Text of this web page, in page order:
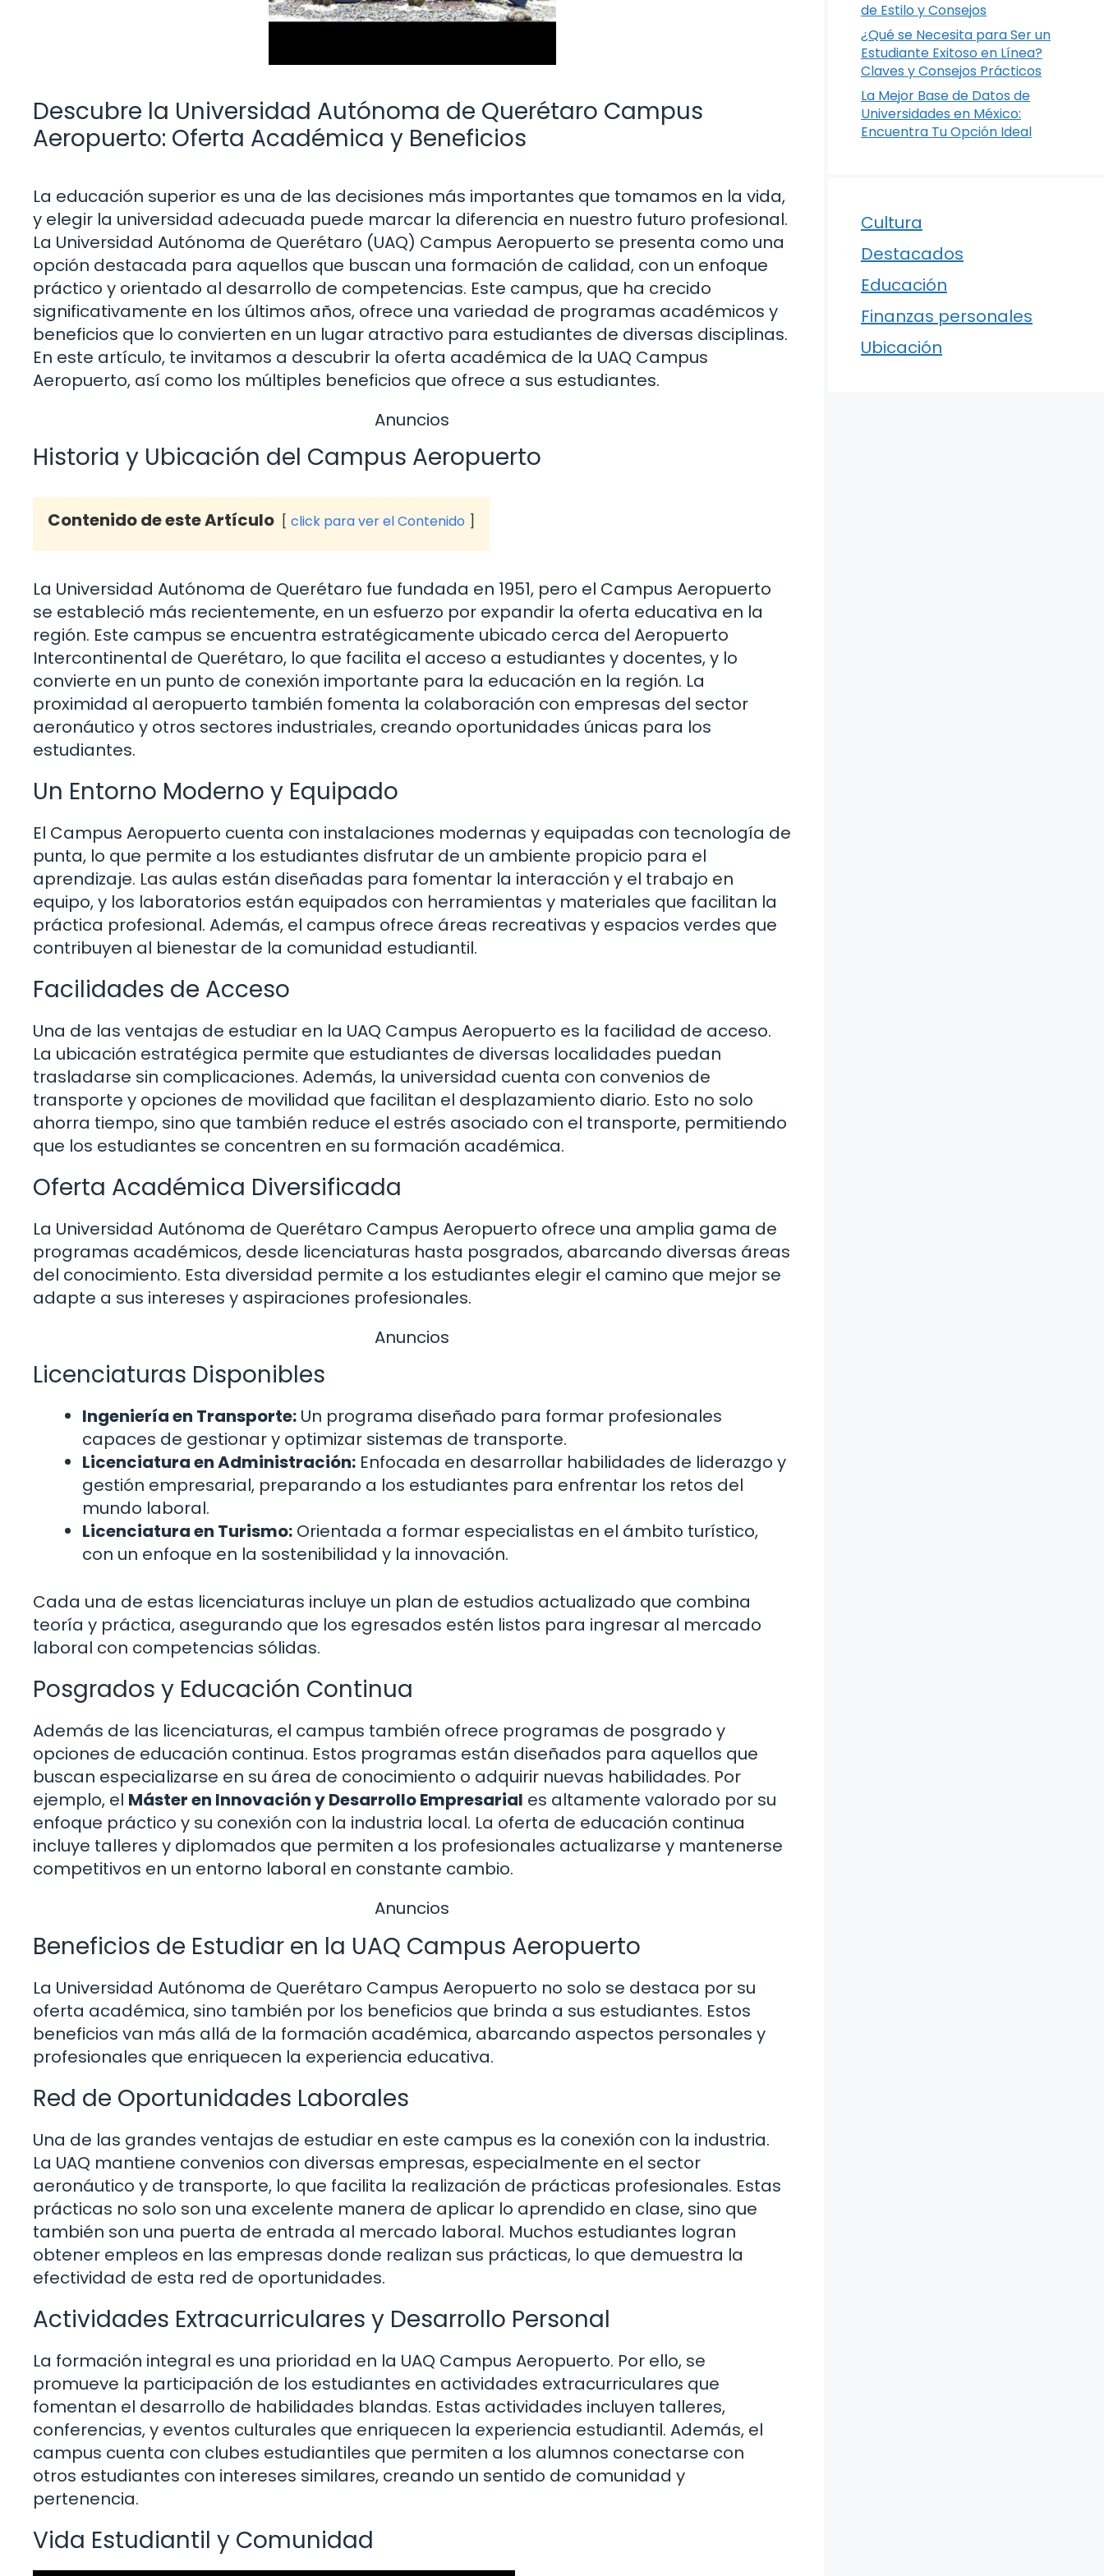
Descubre la Universidad Autónoma de Querétaro Campus
Aeropuerto: Oferta Académica y Beneficios
La educación superior es una de las decisiones más importantes que tomamos en la vida,
y elegir la universidad adecuada puede marcar la diferencia en nuestro futuro profesional.
La Universidad Autónoma de Querétaro (UAQ) Campus Aeropuerto se presenta como una
opción destacada para aquellos que buscan una formación de calidad, con un enfoque
práctico y orientado al desarrollo de competencias. Este campus, que ha crecido
significativamente en los últimos años, ofrece una variedad de programas académicos y
beneficios que lo convierten en un lugar atractivo para estudiantes de diversas disciplinas.
En este artículo, te invitamos a descubrir la oferta académica de la UAQ Campus
Aeropuerto, así como los múltiples beneficios que ofrece a sus estudiantes.
Anuncios
Historia y Ubicación del Campus Aeropuerto
Contenido de este Artículo click para ver el Contenido
La Universidad Autónoma de Querétaro fue fundada en 1951, pero el Campus Aeropuerto
se estableció más recientemente, en un esfuerzo por expandir la oferta educativa en la
región. Este campus se encuentra estratégicamente ubicado cerca del Aeropuerto
Intercontinental de Querétaro, lo que facilita el acceso a estudiantes y docentes, y lo
convierte en un punto de conexión importante para la educación en la región. La
proximidad al aeropuerto también fomenta la colaboración con empresas del sector
aeronáutico y otros sectores industriales, creando oportunidades únicas para los
estudiantes.
Un Entorno Moderno y Equipado
El Campus Aeropuerto cuenta con instalaciones modernas y equipadas con tecnología de
punta, lo que permite a los estudiantes disfrutar de un ambiente propicio para el
aprendizaje. Las aulas están diseñadas para fomentar la interacción y el trabajo en
equipo, y los laboratorios están equipados con herramientas y materiales que facilitan la
práctica profesional. Además, el campus ofrece áreas recreativas y espacios verdes que
contribuyen al bienestar de la comunidad estudiantil.
Facilidades de Acceso
Una de las ventajas de estudiar en la UAQ Campus Aeropuerto es la facilidad de acceso.
La ubicación estratégica permite que estudiantes de diversas localidades puedan
trasladarse sin complicaciones. Además, la universidad cuenta con convenios de
transporte y opciones de movilidad que facilitan el desplazamiento diario. Esto no solo
ahorra tiempo, sino que también reduce el estrés asociado con el transporte, permitiendo
que los estudiantes se concentren en su formación académica.
Oferta Académica Diversificada
La Universidad Autónoma de Querétaro Campus Aeropuerto ofrece una amplia gama de
programas académicos, desde licenciaturas hasta posgrados, abarcando diversas áreas
del conocimiento. Esta diversidad permite a los estudiantes elegir el camino que mejor se
adapte a sus intereses y aspiraciones profesionales.
Anuncios
Licenciaturas Disponibles
Ingeniería en Transporte: Un programa diseñado para formar profesionales
capaces de gestionar y optimizar sistemas de transporte.
Licenciatura en Administración: Enfocada en desarrollar habilidades de liderazgo y
gestión empresarial, preparando a los estudiantes para enfrentar los retos del
mundo laboral.
Licenciatura en Turismo: Orientada a formar especialistas en el ámbito turístico,
con un enfoque en la sostenibilidad y la innovación.
Cada una de estas licenciaturas incluye un plan de estudios actualizado que combina
teoría y práctica, asegurando que los egresados estén listos para ingresar al mercado
laboral con competencias sólidas.
Posgrados y Educación Continua
Además de las licenciaturas, el campus también ofrece programas de posgrado y
opciones de educación continua. Estos programas están diseñados para aquellos que
buscan especializarse en su área de conocimiento o adquirir nuevas habilidades. Por
ejemplo, el Máster en Innovación y Desarrollo Empresarial es altamente valorado por su
enfoque práctico y su conexión con la industria local. La oferta de educación continua
incluye talleres y diplomados que permiten a los profesionales actualizarse y mantenerse
competitivos en un entorno laboral en constante cambio.
Anuncios
Beneficios de Estudiar en la UAQ Campus Aeropuerto
La Universidad Autónoma de Querétaro Campus Aeropuerto no solo se destaca por su
oferta académica, sino también por los beneficios que brinda a sus estudiantes. Estos
beneficios van más allá de la formación académica, abarcando aspectos personales y
profesionales que enriquecen la experiencia educativa.
Red de Oportunidades Laborales
Una de las grandes ventajas de estudiar en este campus es la conexión con la industria.
La UAQ mantiene convenios con diversas empresas, especialmente en el sector
aeronáutico y de transporte, lo que facilita la realización de prácticas profesionales. Estas
prácticas no solo son una excelente manera de aplicar lo aprendido en clase, sino que
también son una puerta de entrada al mercado laboral. Muchos estudiantes logran
obtener empleos en las empresas donde realizan sus prácticas, lo que demuestra la
efectividad de esta red de oportunidades.
Actividades Extracurriculares y Desarrollo Personal
La formación integral es una prioridad en la UAQ Campus Aeropuerto. Por ello, se
promueve la participación de los estudiantes en actividades extracurriculares que
fomentan el desarrollo de habilidades blandas. Estas actividades incluyen talleres,
conferencias, y eventos culturales que enriquecen la experiencia estudiantil. Además, el
campus cuenta con clubes estudiantiles que permiten a los alumnos conectarse con
otros estudiantes con intereses similares, creando un sentido de comunidad y
pertenencia.
Vida Estudiantil y Comunidad
de Estilo y Consejos
¿Qué se Necesita para Ser un
Estudiante Exitoso en Línea?
Claves y Consejos Prácticos
La Mejor Base de Datos de
Universidades en México:
Encuentra Tu Opción Ideal
Cultura
Destacados
Educación
Finanzas personales
Ubicación